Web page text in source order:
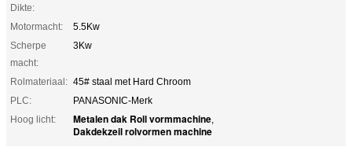
Dikte:
Motormacht:
5.5Kw
Scherpe
macht:
3Kw
Rolmateriaal: 45# staal met Hard Chroom
PLC:
PANASONIC-Merk
Hoog licht:
Metalen dak Roll vormmachine,
Dakdekzeil rolvormen machine